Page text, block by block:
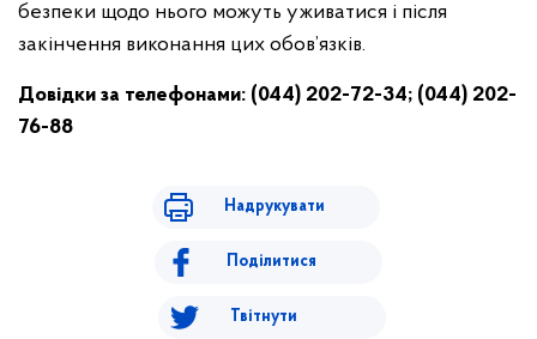
безпеки щодо нього можуть уживатися і після
закінчення виконання цих обов’язків.
Довідки за телефонами: (044) 202-72-34; (044) 202-
76-88
Надрукувати
Поділитися
Твітнути